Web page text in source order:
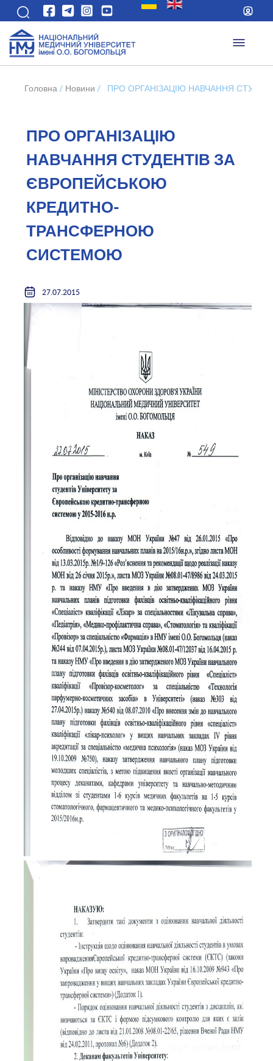
Головна / Новини / ПРО ОРГАНІЗАЦІЮ НАВЧАННЯ
ПРО ОРГАНІЗАЦІЮ
НАВЧАННЯ СТУДЕНТІВ ЗА
ЄВРОПЕЙСЬКОЮ
КРЕДИТНО-
ТРАНСФЕРНОЮ
СИСТЕМОЮ
27.07.2015